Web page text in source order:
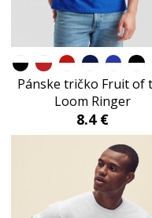
Pánske tričko Fruit of
Loom Ringer
8.4 €